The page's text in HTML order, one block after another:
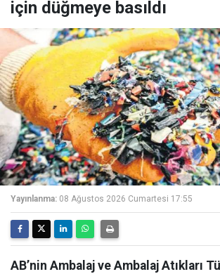
için düğmeye basıldı
Yayınlanma: 08 Ağustos 2026 Cumartesi 17:55
AB’nin Ambalaj ve Ambalaj Atıkları